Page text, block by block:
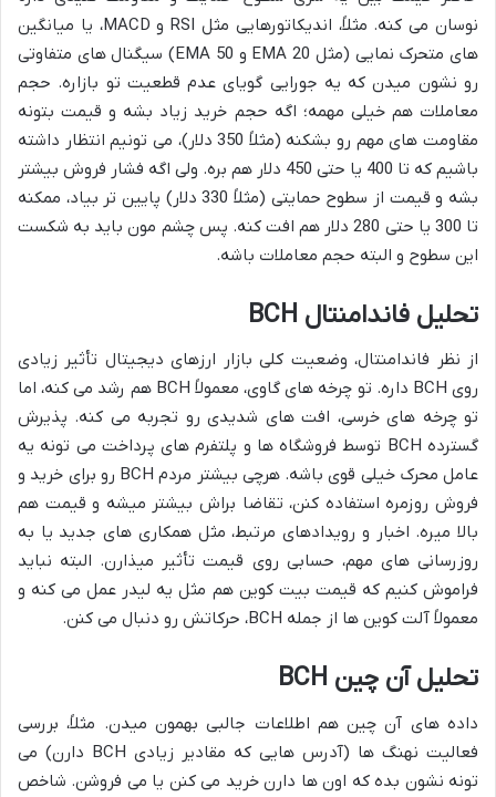
نوسان می کنه. مثلاً، اندیکاتورهایی مثل RSI و MACD، یا میانگین
های متحرک نمایی (مثل EMA 20 و EMA 50) سیگنال های متفاوتی
رو نشون میدن که یه جورایی گویای عدم قطعیت تو بازاره. حجم
معاملات هم خیلی مهمه؛ اگه حجم خرید زیاد بشه و قیمت بتونه
مقاومت های مهم رو بشکنه (مثلاً 350 دلار)، می تونیم انتظار داشته
باشیم که تا 400 یا حتی 450 دلار هم بره. ولی اگه فشار فروش بیشتر
بشه و قیمت از سطوح حمایتی (مثلاً 330 دلار) پایین تر بیاد، ممکنه
تا 300 یا حتی 280 دلار هم افت کنه. پس چشم مون باید به شکست
این سطوح و البته حجم معاملات باشه.
تحلیل فاندامنتال BCH
از نظر فاندامنتال، وضعیت کلی بازار ارزهای دیجیتال تأثیر زیادی
روی BCH داره. تو چرخه های گاوی، معمولاً BCH هم رشد می کنه، اما
تو چرخه های خرسی، افت های شدیدی رو تجربه می کنه. پذیرش
گسترده BCH توسط فروشگاه ها و پلتفرم های پرداخت می تونه یه
عامل محرک خیلی قوی باشه. هرچی بیشتر مردم BCH رو برای خرید و
فروش روزمره استفاده کنن، تقاضا براش بیشتر میشه و قیمت هم
بالا میره. اخبار و رویدادهای مرتبط، مثل همکاری های جدید یا به
روزرسانی های مهم، حسابی روی قیمت تأثیر میذارن. البته نباید
فراموش کنیم که قیمت بیت کوین هم مثل یه لیدر عمل می کنه و
معمولاً آلت کوین ها از جمله BCH، حرکاتش رو دنبال می کنن.
تحلیل آن چین BCH
داده های آن چین هم اطلاعات جالبی بهمون میدن. مثلاً، بررسی
فعالیت نهنگ ها (آدرس هایی که مقادیر زیادی BCH دارن) می
تونه نشون بده که اون ها دارن خرید می کنن یا می فروشن. شاخص